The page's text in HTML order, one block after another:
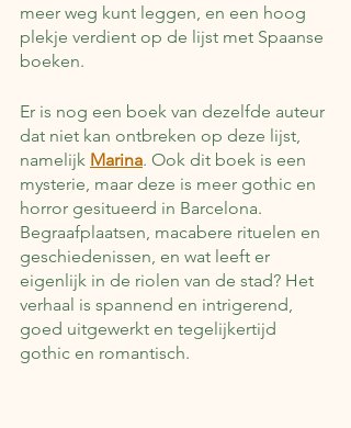
meer weg kunt leggen, en een hoog
plekje verdient op de lijst met Spaanse
boeken.
Er is nog een boek van dezelfde auteur
dat niet kan ontbreken op deze lijst,
namelijk Marina. Ook dit boek is een
mysterie, maar deze is meer gothic en
horror gesitueerd in Barcelona.
Begraafplaatsen, macabere rituelen en
geschiedenissen, en wat leeft er
eigenlijk in de riolen van de stad? Het
verhaal is spannend en intrigerend,
goed uitgewerkt en tegelijkertijd
gothic en romantisch.